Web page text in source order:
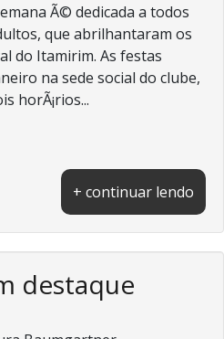
Ã© dedicada a todos
que abrilhantaram os
do Itamirim. As festas
na sede social do clube,
horÃ¡rios...
+ continuar lendo
destaque